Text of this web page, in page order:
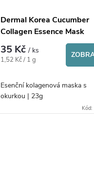
Dermal Korea Cucumber
Collagen Essence Mask
35 Kč/ ks
Měrná
1,52 Kč / 1 g
Esenční kolagenová maska s
okurkou | 23g
Kód: